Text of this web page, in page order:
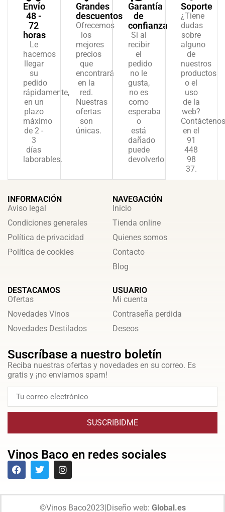
Envío
48 -
72
horas
Le
hacemos
llegar
su
pedido
rápidamente,
en un
plazo
máximo
de 2 -
3
días
laborables.
Grandes
descuentos
Ofrecemos
los
mejores
precios
que
encontrará
en la
red.
Nuestras
ofertas
son
únicas.
Garantía
de
confianza
Si al
recibir
el
pedido
no le
gusta,
no es
como
esperaba
o
está
dañado
puede
devolverlo.
Soporte
¿Tiene
dudas
sobre
alguno
de
nuestros
productos
o el
uso
de la
web?
Contáctenos
en el
91
448
98
37.
INFORMACIÓN
Aviso legal
Condiciones generales
Política de privacidad
Política de cookies
NAVEGACIÓN
Inicio
Tienda online
Quienes somos
Contacto
Blog
DESTACAMOS
Ofertas
Novedades Vinos
Novedades Destilados
USUARIO
Mi cuenta
Contraseña perdida
Deseos
Suscríbase a nuestro boletín
Reciba nuestras ofertas y novedades en su correo. Es
gratis y ¡no enviamos spam!
SUSCRIBIDME
Vinos Baco en redes sociales
©Vinos Baco2023 Diseño web: Global.es